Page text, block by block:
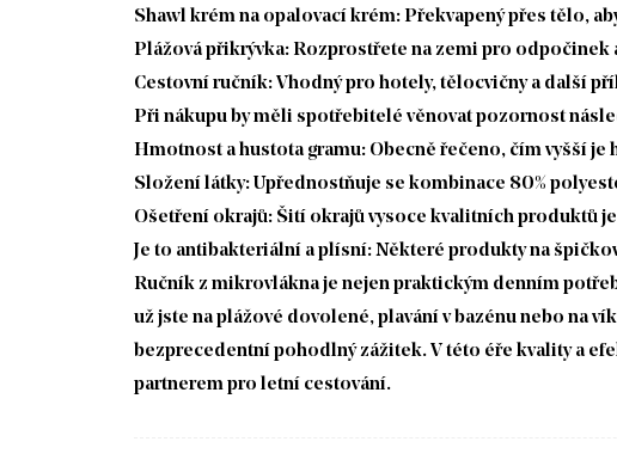
Shawl krém na opalovací krém: Překvapený přes tělo,
Plážová přikrývka: Rozprostřete na zemi pro odpočinek
Cestovní ručník: Vhodný pro hotely, tělocvičny a další
Při nákupu by měli spotřebitelé věnovat pozornost
Hmotnost a hustota gramu: Obecně řečeno, čím vyšší
Složení látky: Upřednostňuje se kombinace 80%
Ošetření okrajů: Šití okrajů vysoce kvalitních produktů
Je to antibakteriální a plísní: Některé produkty na
Ručník z mikrovlákna je nejen praktickým denním
už jste na plážové dovolené, plavání v bazénu nebo na
bezprecedentní pohodlný zážitek. V této éře kvality a
partnerem pro letní cestování.